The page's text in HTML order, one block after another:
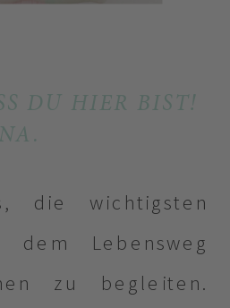
die wichtigsten
dem Lebensweg
zu begleiten.
DU HIER BIST!